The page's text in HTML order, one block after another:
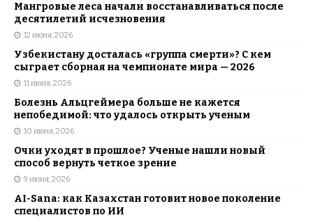
Мангровые леса начали восстанавливаться после
десятилетий исчезновения
12 июня, 2026
Узбекистану досталась «группа смерти»? С кем
сыграет сборная на чемпионате мира — 2026
11 июня, 2026
Болезнь Альцгеймера больше не кажется
непобедимой: что удалось открыть ученым
10 июня, 2026
Очки уходят в прошлое? Ученые нашли новый
способ вернуть четкое зрение
9 июня, 2026
AI-Sana: как Казахстан готовит новое поколение
специалистов по ИИ